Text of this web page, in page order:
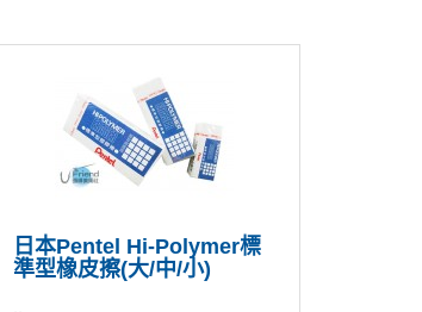
日本Pentel Hi-Polymer標
準型橡皮擦(大/中/小)
..